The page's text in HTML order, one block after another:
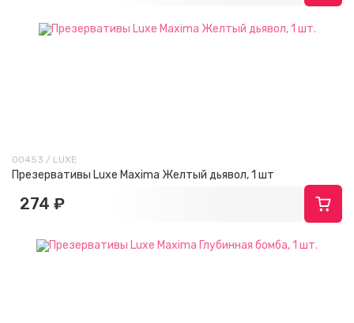
00453 / LUXE
Презервативы Luxe Maxima Желтый дьявол, 1 шт
274 ₽